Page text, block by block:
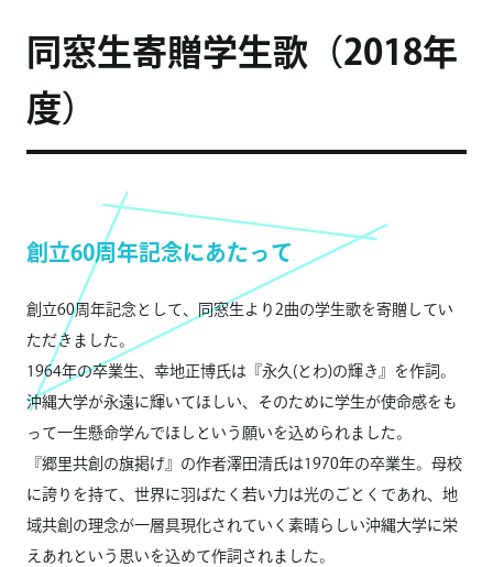
同窓生寄贈学生歌（2018年
度）
創立60周年記念にあたって
創立60周年記念として、同窓生より2曲の学生歌を寄贈してい
ただきました。
1964年の卒業生、幸地正博氏は『永久(とわ)の輝き』を作詞。
沖縄大学が永遠に輝いてほしい、そのために学生が使命感をも
って一生懸命学んでほしという願いを込められました。
『郷里共創の旗掲げ』の作者澤田清氏は1970年の卒業生。母校
に誇りを持て、世界に羽ばたく若い力は光のごとくであれ、地
域共創の理念が一層具現化されていく素晴らしい沖縄大学に栄
えあれという思いを込めて作詞されました。